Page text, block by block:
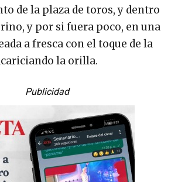
de la plaza de toros, y dentro
y por si fuera poco, en una
a fresca con el toque de la
la orilla.
Publicidad